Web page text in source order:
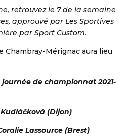
retrouvez le 7 de la semaine
approuvé par Les Sportives
par Sport Custom.
Chambray-Mérignac aura lieu
de championnat 2021-
(Dijon)
Lassource (Brest)